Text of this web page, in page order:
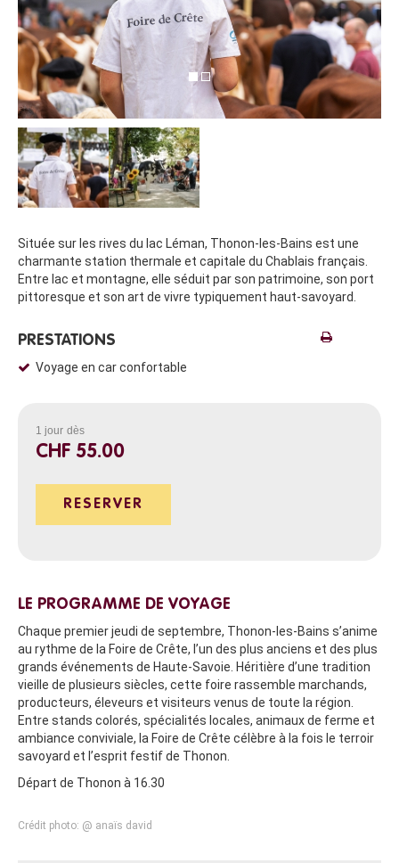
Située sur les rives du lac Léman, Thonon-les-Bains est une
charmante station thermale et capitale du Chablais français.
Entre lac et montagne, elle séduit par son patrimoine, son port
pittoresque et son art de vivre typiquement haut-savoyard.
PRESTATIONS
Voyage en car confortable
1 jour dès
CHF 55.00
RESERVER
LE PROGRAMME DE VOYAGE
Chaque premier jeudi de septembre, Thonon-les-Bains s’anime
au rythme de la Foire de Crête, l’un des plus anciens et des plus
grands événements de Haute-Savoie. Héritière d’une tradition
vieille de plusieurs siècles, cette foire rassemble marchands,
producteurs, éleveurs et visiteurs venus de toute la région.
Entre stands colorés, spécialités locales, animaux de ferme et
ambiance conviviale, la Foire de Crête célèbre à la fois le terroir
savoyard et l’esprit festif de Thonon.
Départ de Thonon à 16.30
Crédit photo: @ anaïs david